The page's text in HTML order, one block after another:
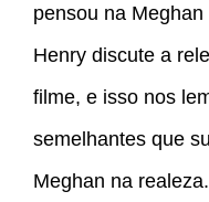
pensou na
Henry discute a
filme, e isso nos
semelhantes que
Meghan na